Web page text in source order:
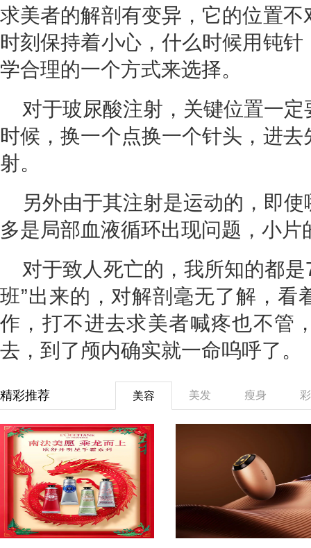
求美者的解剖有变异，它的位置
时刻保持着小心，什么时候用钝
学合理的一个方式来选择。
对于玻尿酸注射，关键位置一
时候，换一个点换一个针头，进
射。
另外由于其注射是运动的，即
多是局部血液循环出现问题，小片
对于致人死亡的，我所知的都
班”出来的，对解剖毫无了解，看
作，打不进去求美者喊疼也不管
去，到了颅内确实就一命呜呼了。
精彩推荐 美容 美发 瘦身